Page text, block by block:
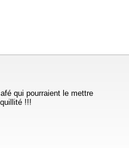
qui pourraient le mettre
!!!